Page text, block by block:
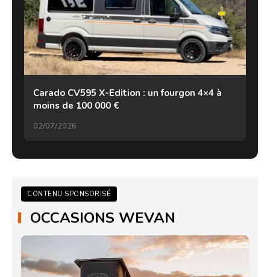
Carado CV595 X-Edition : un fourgon 4×4 à
moins de 100 000 €
02/07/2026
CONTENU SPONSORISÉ
OCCASIONS WEVAN